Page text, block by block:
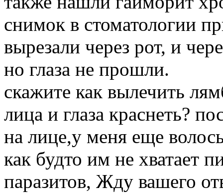
снимок в стоматологии
вырезали через рот, и
но глаза не прошли.
скажите как вылечить
лица и глаза краснеть?
на лице,у меня еще
как будто им не хватает
паразитов, Жду вашего